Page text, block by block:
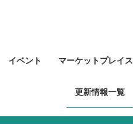
イベント マーケットプレイス
更新情報一覧